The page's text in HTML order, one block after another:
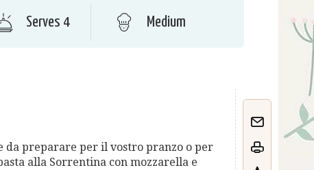
Serves 4 Medium
da preparare per il vostro pranzo o per
alla Sorrentina con mozzarella e